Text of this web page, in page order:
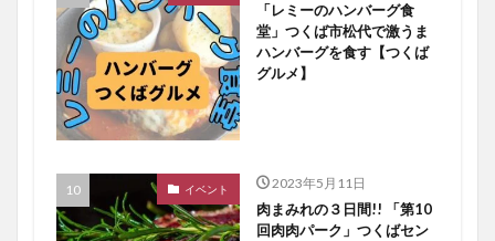
「レミーのハンバーグ食
堂」つくば市松代で激うま
ハンバーグを食す【つくば
グルメ】
イベント 2023年5月11日
肉まみれの３日間!! 「第10
回肉肉パーク」つくばセン